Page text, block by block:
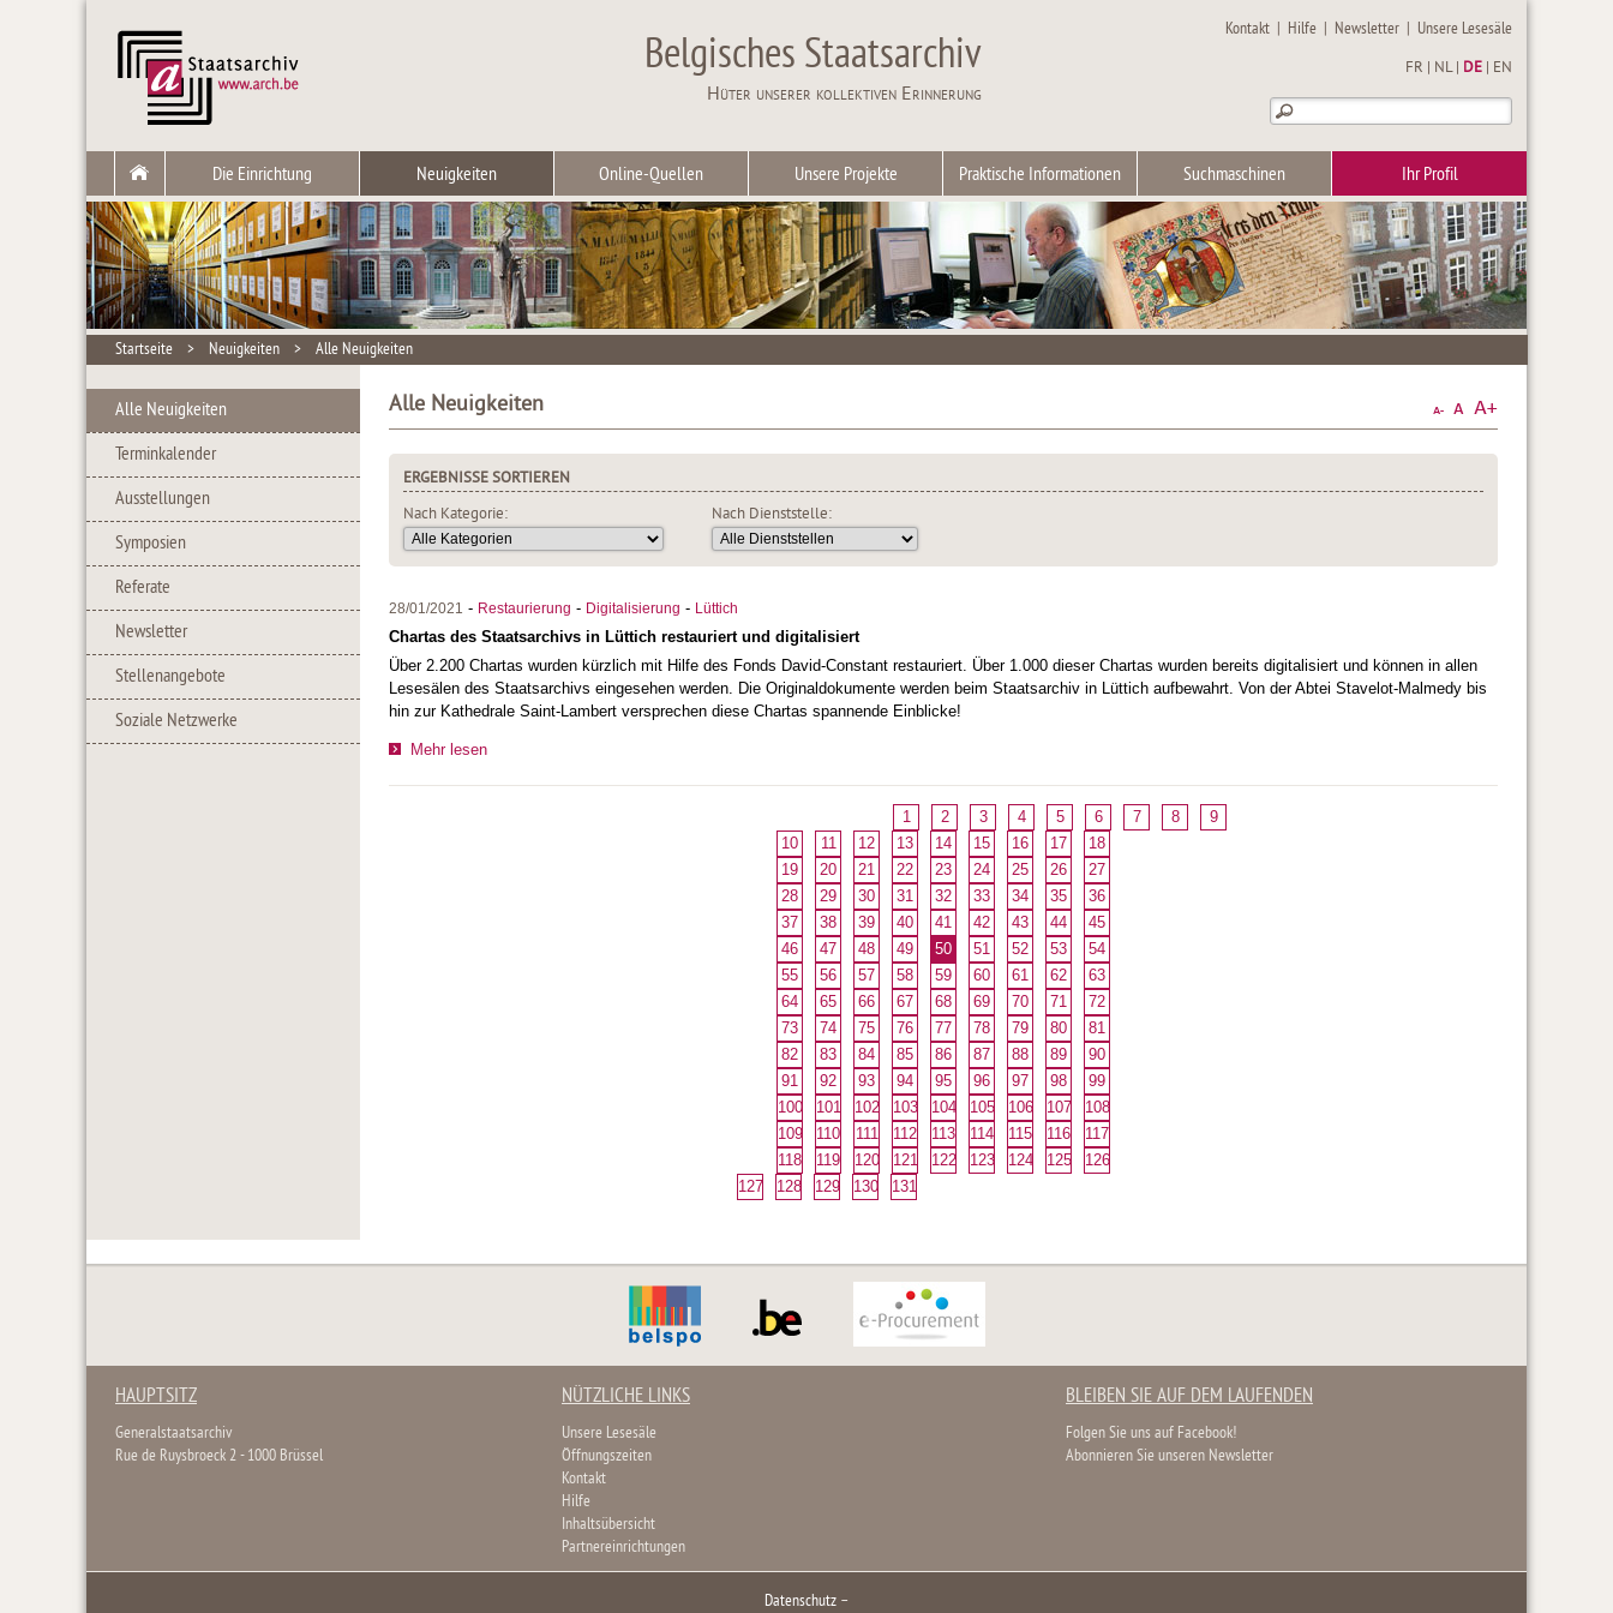
Belgisches Staatsarchiv
Hüter unserer kollektiven Erinnerung
Kontakt | Hilfe | Newsletter | Unsere Lesesäle
FR NL| DE EN
Die Einrichtung Neuigkeiten Online-Quellen Unsere Projekte Praktische Informationen Suchmaschinen Ihr Profil
Startseite > Neuigkeiten > Alle Neuigkeiten
Alle Neuigkeiten
Terminkalender
Ausstellungen
Symposien
Referate
Newsletter
Stellenangebote
Soziale Netzwerke
Alle Neuigkeiten
ERGEBNISSE SORTIEREN
Nach Kategorie:
Nach Dienststelle:
28/01/2021 - Restaurierung - Digitalisierung - Lüttich
Chartas des Staatsarchivs in Lüttich restauriert und digitalisiert
Über 2.200 Chartas wurden kürzlich mit Hilfe des Fonds David-Constant restauriert. Über 1.000 dieser Chartas wurden bereits digitalisiert und können in allen
Lesesälen des Staatsarchivs eingesehen werden. Die Originaldokumente werden beim Staatsarchiv in Lüttich aufbewahrt. Von der Abtei Stavelot‑Malmedy bis
hin zur Kathedrale Saint-Lambert versprechen diese Chartas spannende Einblicke!
Mehr lesen
1 2 3 4 5 6 7 8
9
10
11 12 13 14 15 16 17
18
19
20 21 22 23 24 25 26
27
28
29 30 31 32 33 34 35
36
37
38 39 40 41 42 43 44
45
46
47 48 49 50 51 52 53
54
55
56 57 58 59 60 61 62
63
64
65 66 67 68 69 70 71
72
73
74 75 76 77 78 79 80
81
82
83 84 85 86 87 88 89
90
91
92 93 94 95 96 97 98
99
100
101 102 103 104 105 106 107
108
109
110 111 112 113 114 115 116
117
118
119 120 121 122 123 124 125
126
127
128 129 130 131
HAUPTSITZ
Generalstaatsarchiv
Rue de Ruysbroeck 2 - 1000 Brüssel
NÜTZLICHE LINKS
Unsere Lesesäle
Öffnungszeiten
Kontakt
Hilfe
Inhaltsübersicht
Partnereinrichtungen
BLEIBEN SIE AUF DEM LAUFENDEN
Folgen Sie uns auf Facebook!
Abonnieren Sie unseren Newsletter
Datenschutz –